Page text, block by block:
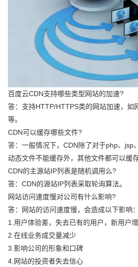
百度云CDN支持哪些类型网站的加速?
答：支持HTTP/HTTPS类的网站加速，如
等。
CDN可以缓存哪些文件?
答：一般情况下，CDN除了对于php、jsp
动态文件不能缓存外，其他文件都可以缓存
CDN的主源站IP列表是随机调用么?
答：CDN的源站IP列表采取轮询算法。
网站访问速度慢对公司有什么影响?
答：网站的访问速度慢，会造成以下影响：
1.用户体验差，失去已有的用户，新用户
2.在线业务成交量减少
3.影响公司的形象和口碑
4.网站的投资者失去信心